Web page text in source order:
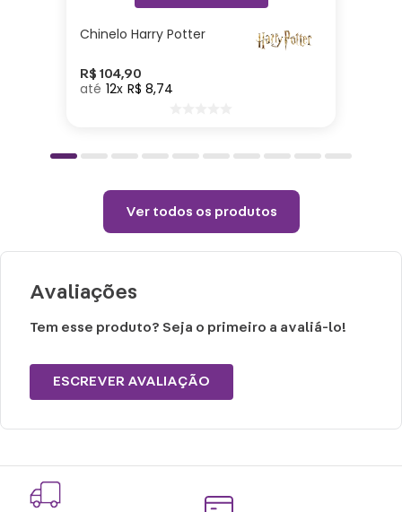
Altura: 8cm| Largura: 2cm| Comprimento:
6cm | Peso: 0,30gr| Material: Silicone
Cuidados e recomendações de uso:
detergente neutro.
Não vai ao micro-ondas, nem à lava-
louças.
Choques ou quedas podem trincar ou
quebrar o produto, pois trata-se de um
Chinelo Harry Potter
R$ 104,90
12 R$ 8,74
Ver todos os produtos
Avaliações
Tem esse produto? Seja o primeiro a avaliá-lo!
ESCREVER AVALIAÇÃO